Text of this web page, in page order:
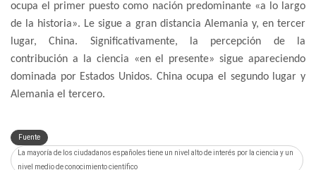
ocupa el primer puesto como nación predominante «a lo largo
de la historia». Le sigue a gran distancia Alemania y, en tercer
lugar, China. Significativamente, la percepción de la
contribución a la ciencia «en el presente» sigue apareciendo
dominada por Estados Unidos. China ocupa el segundo lugar y
Alemania el tercero.
Fuente
La mayoría de los ciudadanos españoles tiene un nivel alto de interés por la ciencia y un
nivel medio de conocimiento científico